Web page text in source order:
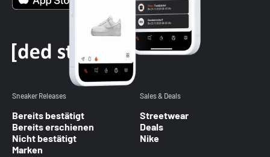
Sneaker Releases
Bereits bestätigt
Bereits erschienen
Nicht bestätigt
Marken
Sales & Deals
Streetwear
Deals
Nike